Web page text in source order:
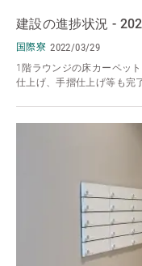
建設の進捗状況 -
国際寮 2022/03/29
1階ラウンジの床カーペッ
仕上げ、手摺仕上げ等も完